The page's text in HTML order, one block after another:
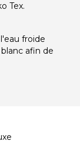
Tex.
froide
afin de